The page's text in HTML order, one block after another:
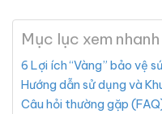
Mục lục xem nhanh
6 Lợi ích “Vàng” bảo vệ
Hướng dẫn sử dụng và
Câu hỏi thường gặp